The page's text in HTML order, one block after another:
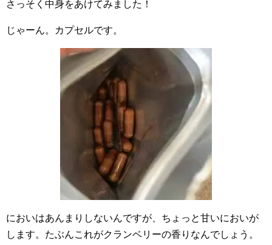
さっそく中身をあけてみました！
じゃーん。カプセルです。
においはあんまりしないんですが、ちょっと甘いにおいが
します。たぶんこれがクランベリーの香りなんでしょう。